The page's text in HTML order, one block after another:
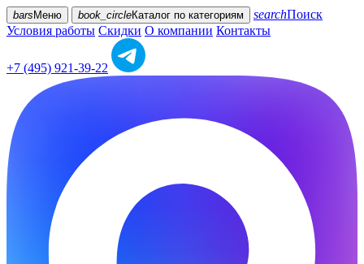
bars Меню book_circleКаталог по категориям searchПоиск
Условия работы Скидки О компании Контакты
+7 (495) 921-39-22